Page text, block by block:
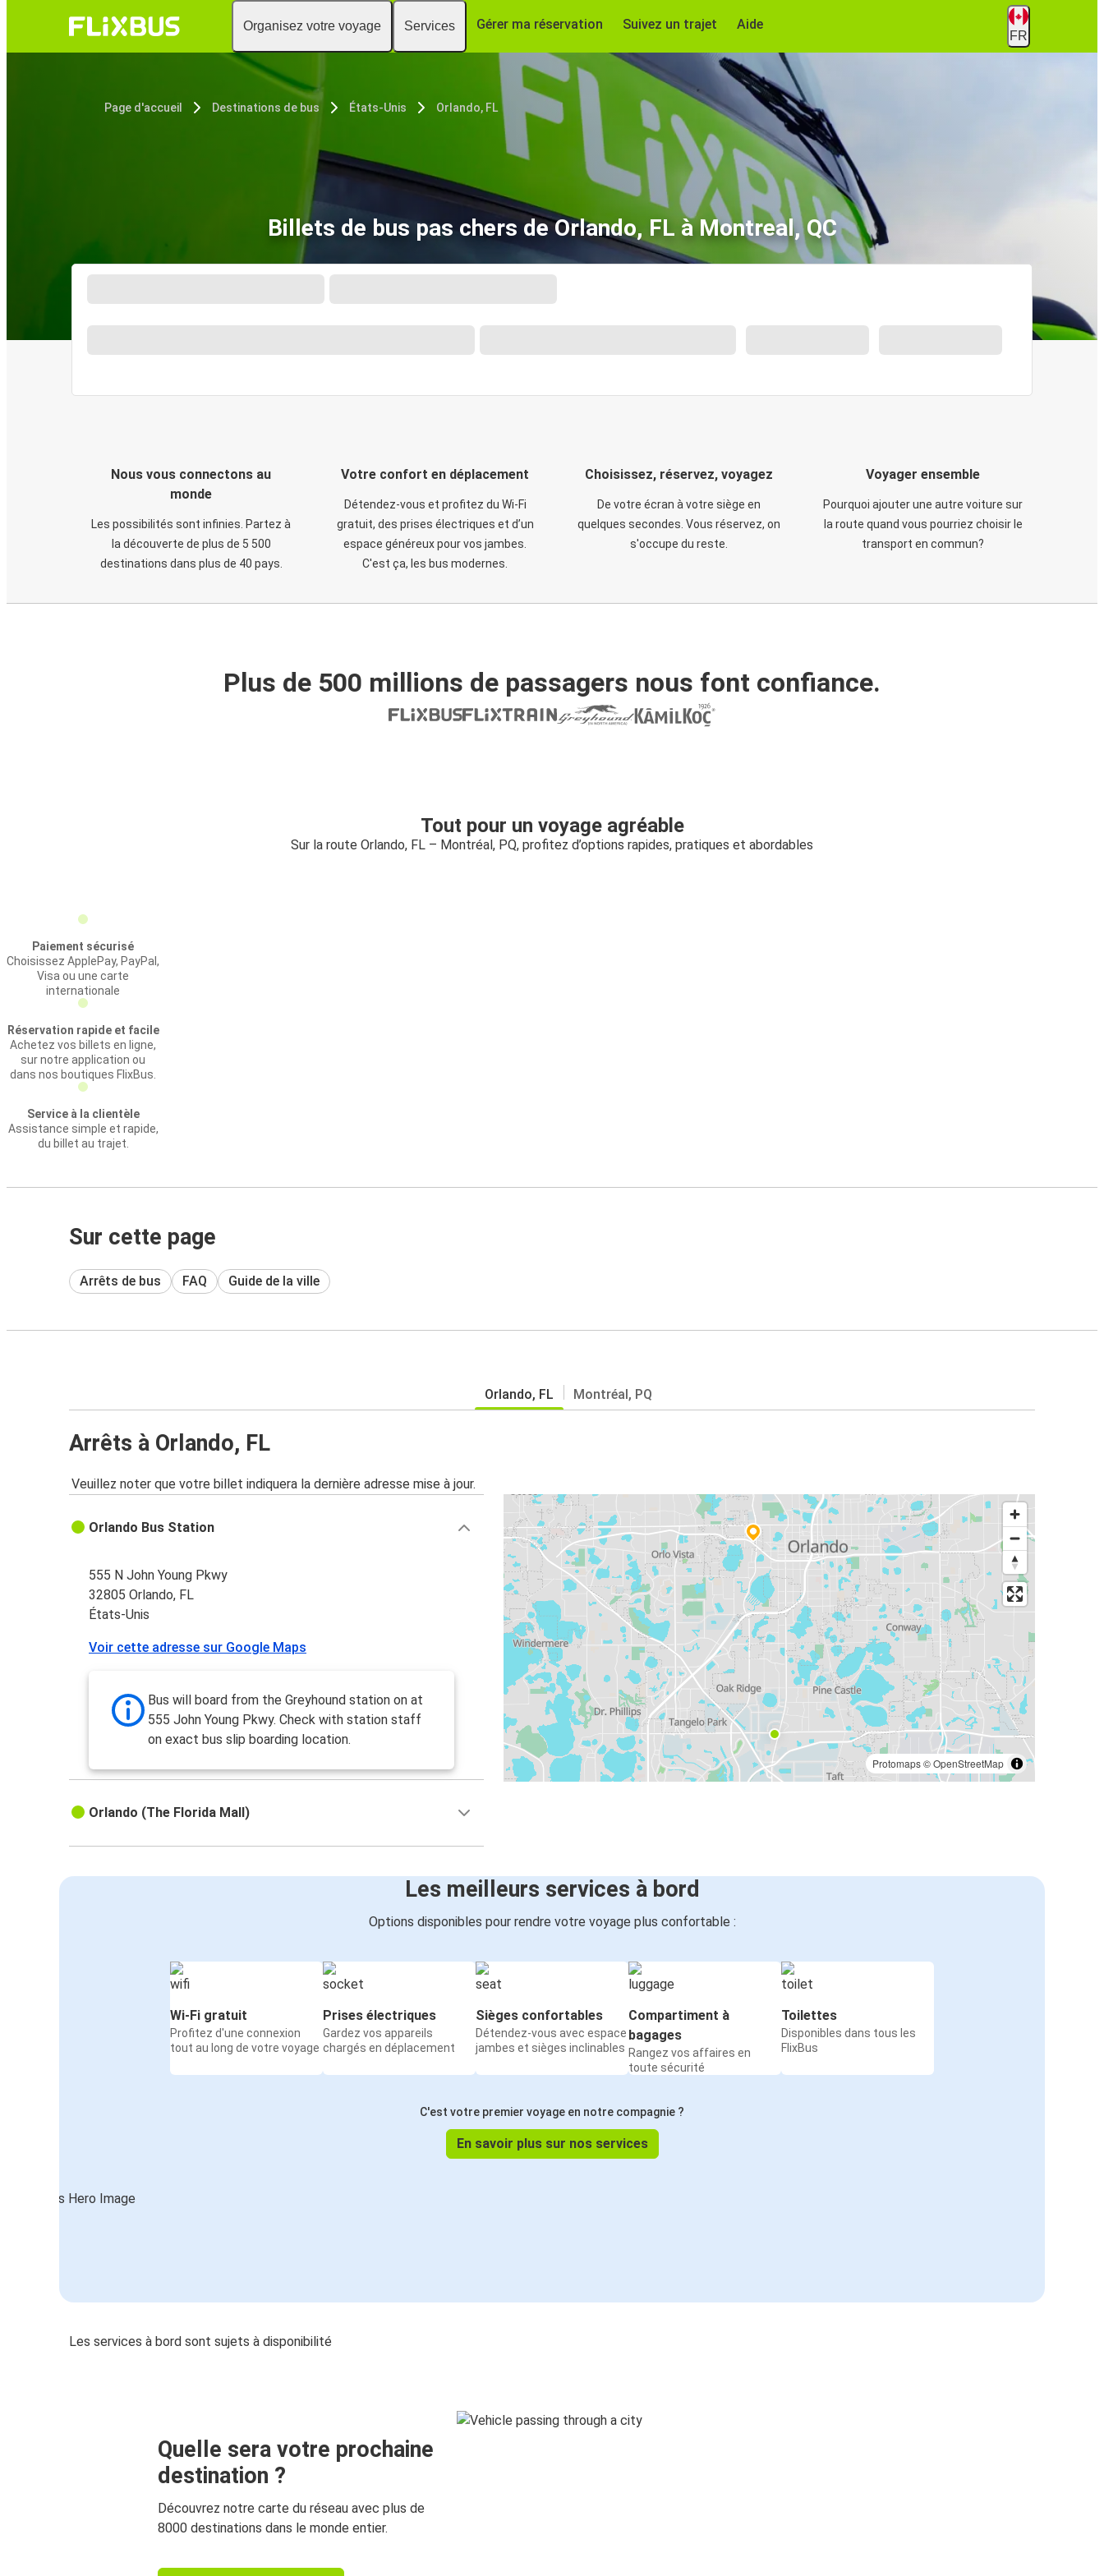
Organisez votre voyage Services Gérer ma réservation Suivez un trajet Aide
FR
Page d'accueil Destinations de bus États-Unis Orlando, FL
Billets de bus pas chers de Orlando, FL à Montreal, QC
Nous vous connectons au
monde
Les possibilités sont infinies. Partez à
la découverte de plus de 5 500
destinations dans plus de 40 pays.
Votre confort en déplacement
Détendez-vous et profitez du Wi-Fi
gratuit, des prises électriques et d’un
espace généreux pour vos jambes.
C'est ça, les bus modernes.
Choisissez, réservez, voyagez
De votre écran à votre siège en
quelques secondes. Vous réservez, on
s'occupe du reste.
Voyager ensemble
Pourquoi ajouter une autre voiture sur
la route quand vous pourriez choisir le
transport en commun?
Plus de 500 millions de passagers nous font confiance.
Tout pour un voyage agréable
Sur la route Orlando, FL – Montréal, PQ, profitez d’options rapides, pratiques et abordables
Paiement sécurisé
Choisissez ApplePay, PayPal,
Visa ou une carte
internationale
Réservation rapide et facile
Achetez vos billets en ligne,
sur notre application ou
dans nos boutiques FlixBus.
Service à la clientèle
Assistance simple et rapide,
du billet au trajet.
Sur cette page
Arrêts de bus FAQ Guide de la ville
Orlando, FL Montréal, PQ
Arrêts à Orlando, FL
Veuillez noter que votre billet indiquera la dernière adresse mise à jour.
Protomaps©OpenStreetMap
Orlando Bus Station
555 N John Young Pkwy
32805 Orlando, FL
États-Unis
Voir cette adresse sur Google Maps
Bus will board from the Greyhound station on at
555 John Young Pkwy. Check with station staff
on exact bus slip boarding location.
Orlando (The Florida Mall)
Les meilleurs services à bord
Options disponibles pour rendre votre voyage plus confortable :
Wi-Fi gratuit
Profitez d'une connexion
tout au long de votre voyage
Prises électriques
Gardez vos appareils
chargés en déplacement
Sièges confortables
Détendez-vous avec espace
jambes et sièges inclinables
Compartiment à
bagages
Rangez vos affaires en
toute sécurité
Toilettes
Disponibles dans tous les
FlixBus
C'est votre premier voyage en notre compagnie ?
En savoir plus sur nos services
Les services à bord sont sujets à disponibilité
Quelle sera votre prochaine
destination ?
Découvrez notre carte du réseau avec plus de
8000 destinations dans le monde entier.